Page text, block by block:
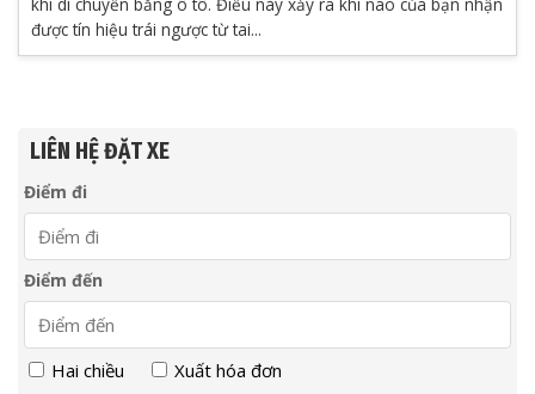
được tín hiệu trái ngược từ tai...
LIÊN HỆ ĐẶT XE
Điểm đi
Điểm đến
Hai chiều Xuất hóa đơn